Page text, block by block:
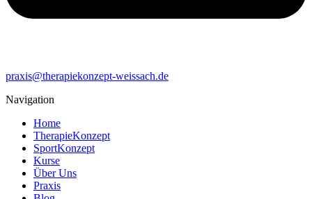
praxis@therapiekonzept-weissach.de
Navigation
Home
TherapieKonzept
SportKonzept
Kurse
Über Uns
Praxis